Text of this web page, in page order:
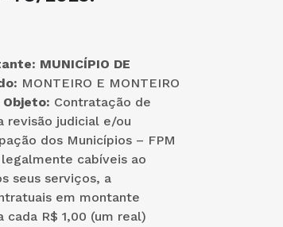
MUNICÍPIO DE
MONTEIRO E MONTEIRO
Objeto: Contratação de
revisão judicial e/ou
dos Municípios – FPM
cabíveis ao
seus serviços, a
em montante
R$ 1,00 (um real)